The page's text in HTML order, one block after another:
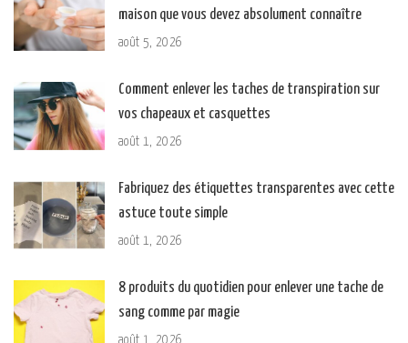
maison que vous devez absolument connaître
août 5, 2026
Comment enlever les taches de transpiration sur
vos chapeaux et casquettes
août 1, 2026
Fabriquez des étiquettes transparentes avec cette
astuce toute simple
août 1, 2026
8 produits du quotidien pour enlever une tache de
sang comme par magie
août 1, 2026